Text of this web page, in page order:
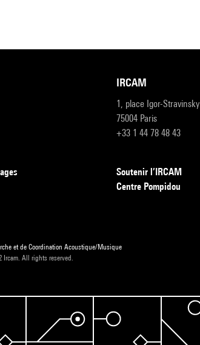
IRCAM
1, place Igor-Stravinsky
75004 Paris
+33 1 44 78 48 43
Soutenir l’IRCAM
Centre Pompidou
et de Coordination Acoustique/Musique
Ircam. All rights reserved.